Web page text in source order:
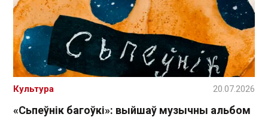
«Сьпеўнік багоўкі»: выйшаў музычны альбом
Культура 20.07.2026